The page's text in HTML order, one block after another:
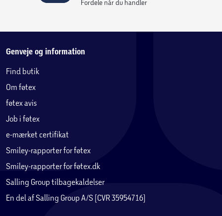
anbefales, at den monteres på et helt plant og stabilt
du får den bedste og mest stabile løsning i haven.
Fordele når du handler
Genveje og information
Find butik
Om føtex
føtex avis
Job i føtex
e-mærket certifikat
Smiley-rapporter for føtex
Smiley-rapporter for føtex.dk
Salling Group tilbagekaldelser
En del af Salling Group A/S (CVR 35954716)